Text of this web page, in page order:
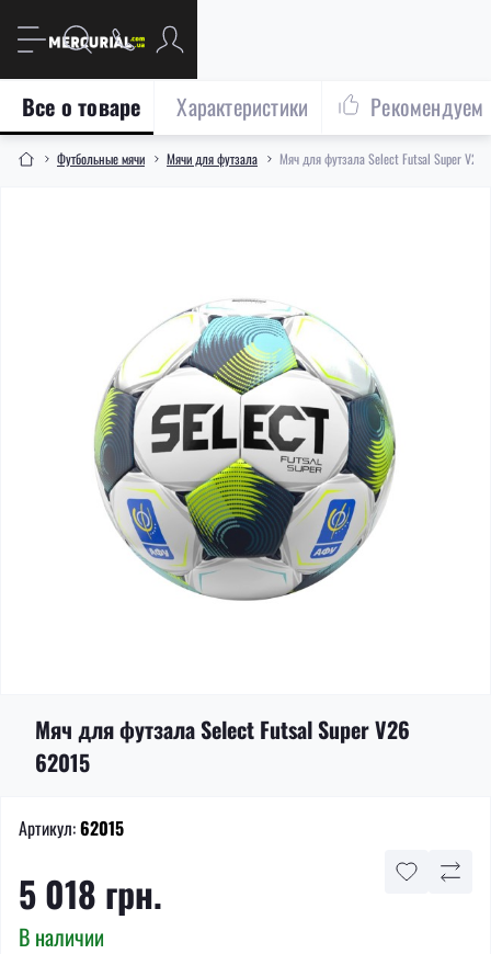
Футбольные мячи Мячи для футзала Мяч для футзала Select Futsal Super V26
Все о товаре Характеристики Рекомендуем
Мяч для футзала Select Futsal Super V26
62015
Артикул:62015
5 018 грн.
В наличии